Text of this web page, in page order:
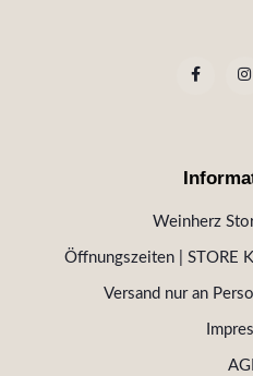
Weinherz
Öffnungszeiten | STORE
Versand nur an